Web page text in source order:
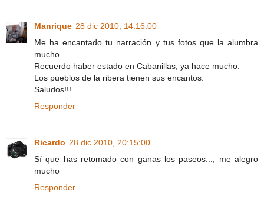
Manrique 28 dic 2010, 14:16:00
Me ha encantado tu narración y tus fotos que la alumbra
mucho.
Recuerdo haber estado en Cabanillas, ya hace mucho.
Los pueblos de la ribera tienen sus encantos.
Saludos!!!
Responder
Ricardo 28 dic 2010, 20:15:00
Sí que has retomado con ganas los paseos..., me alegro
mucho
Responder